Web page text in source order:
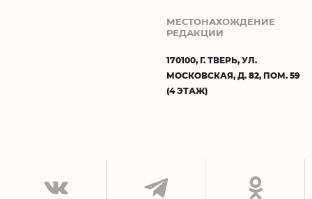
МЕСТОНАХОЖДЕНИЕ
РЕДАКЦИИ
170100, Г. ТВЕРЬ, УЛ.
МОСКОВСКАЯ, Д. 82, ПОМ. 59
(4 ЭТАЖ)